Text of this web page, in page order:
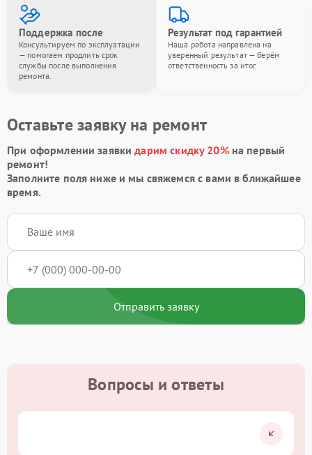
Поддержка после
Консультируем по эксплуатации
— помогаем продлить срок
службы после выполнения
ремонта.
Результат под гарантией
Наша работа направлена на
уверенный результат — берём
ответственность за итог.
Оставьте заявку на ремонт
При оформлении заявкидарим скидку 20%на первый
ремонт!
Заполните поля ниже и мы свяжемся с вами в ближайшее
время.
Отправить заявку
Вопросы и ответы